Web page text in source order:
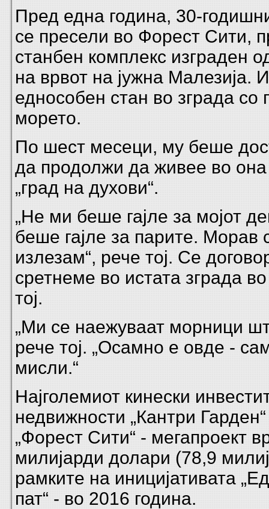
Пред една година, 30-
се пресели во Форест Сити,
станбен комплекс изграден
на врвот на јужна Малезија.
еднособен стан во зграда со
морето.
По шест месеци, му беше
да продолжи да живее во она
„град на духови“.
„Не ми беше гајле за мојот
беше гајле за парите. Морав
излезам“, рече тој. Се
сретнеме во истата зграда
тој.
„Ми се наежуваат морници
рече тој. „Осамно е овде -
мисли.“
Најголемиот кинески
недвижности „Кантри
„Форест Сити“ - мегапроект
милијарди долари (78,9
рамките на иницијативата
пат“ - во 2016 година.